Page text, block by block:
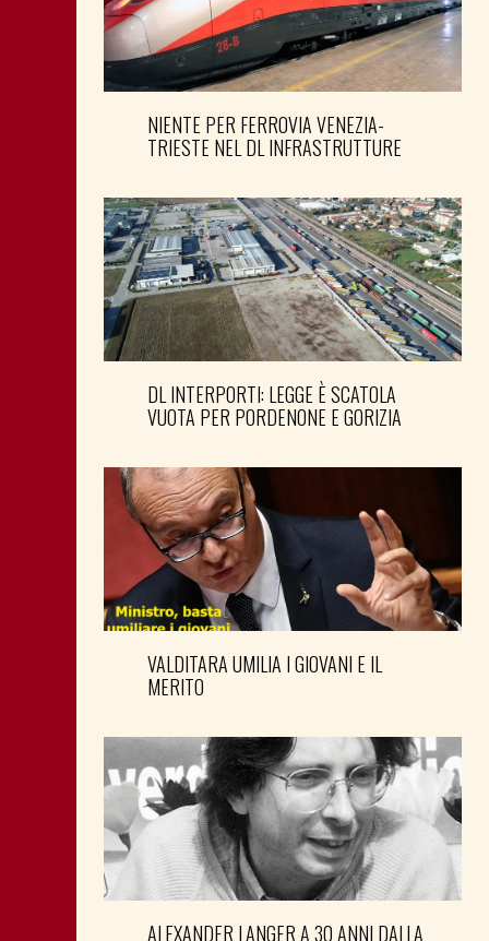
NIENTE PER FERROVIA VENEZIA-
TRIESTE NEL DL INFRASTRUTTURE
DL INTERPORTI: LEGGE È SCATOLA
VUOTA PER PORDENONE E GORIZIA
VALDITARA UMILIA I GIOVANI E IL
MERITO
ALEXANDER LANGER A 30 ANNI DALLA